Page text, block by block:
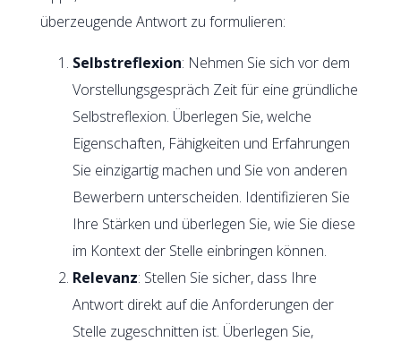
überzeugende Antwort zu formulieren:
Selbstreflexion: Nehmen Sie sich vor dem
Vorstellungsgespräch Zeit für eine gründliche
Selbstreflexion. Überlegen Sie, welche
Eigenschaften, Fähigkeiten und Erfahrungen
Sie einzigartig machen und Sie von anderen
Bewerbern unterscheiden. Identifizieren Sie
Ihre Stärken und überlegen Sie, wie Sie diese
im Kontext der Stelle einbringen können.
Relevanz: Stellen Sie sicher, dass Ihre
Antwort direkt auf die Anforderungen der
Stelle zugeschnitten ist. Überlegen Sie,